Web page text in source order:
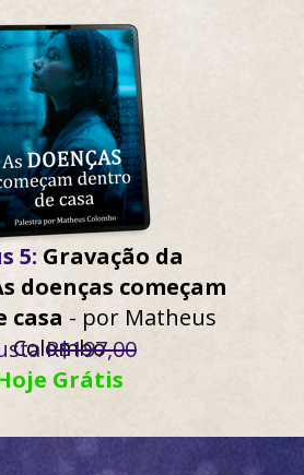
5: Gravação da
doenças começam
casa - por Matheus
Colombo
R$197,00
Grátis